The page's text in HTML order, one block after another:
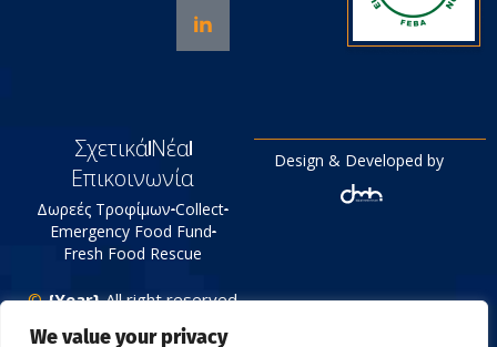
We value your privacy
ΣχετικάΝέα
Επικοινωνία
Δωρεές Τροφίμων Collect
Emergency Food Fund
Fresh Food Rescue
© {Year}All right reserved
Tράπεζα Τροφίμων
Design & Developed by